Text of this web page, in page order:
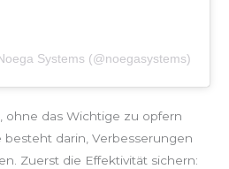
Systems (@noegasystems)
ohne das Wichtige zu opfern
besteht darin, Verbesserungen
Zuerst die Effektivität sichern: